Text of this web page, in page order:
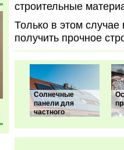
строительные
Только в этом
получить прочное
Солнечные
панели для
частного